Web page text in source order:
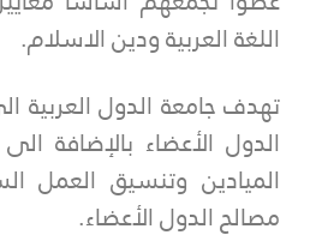
اللغة العربية ودين الاسلام.
تهدف جامعة الدول العربية
الدول الأعضاء بالإضافة
الميادين وتنسيق العمل
مصالح الدول الأعضاء.